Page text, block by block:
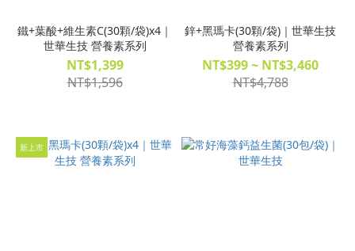
鐵+葉酸+維生素C(30顆/袋)x4｜
世華生技 營養素系列
NT$1,399
NT$1,596
鋅+黑瑪卡(30顆/袋)｜世華生技
營養素系列
NT$399 ~ NT$3,460
NT$4,788
新上市